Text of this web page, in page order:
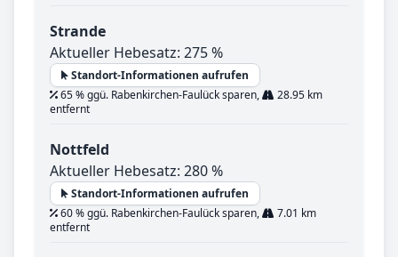
Strande
Aktueller Hebesatz: 275 %
Standort-Informationen aufrufen
65 % ggü. Rabenkirchen-Faulück sparen,
28.95 km
entfernt
Nottfeld
Aktueller Hebesatz: 280 %
Standort-Informationen aufrufen
60 % ggü. Rabenkirchen-Faulück sparen,
7.01 km
entfernt